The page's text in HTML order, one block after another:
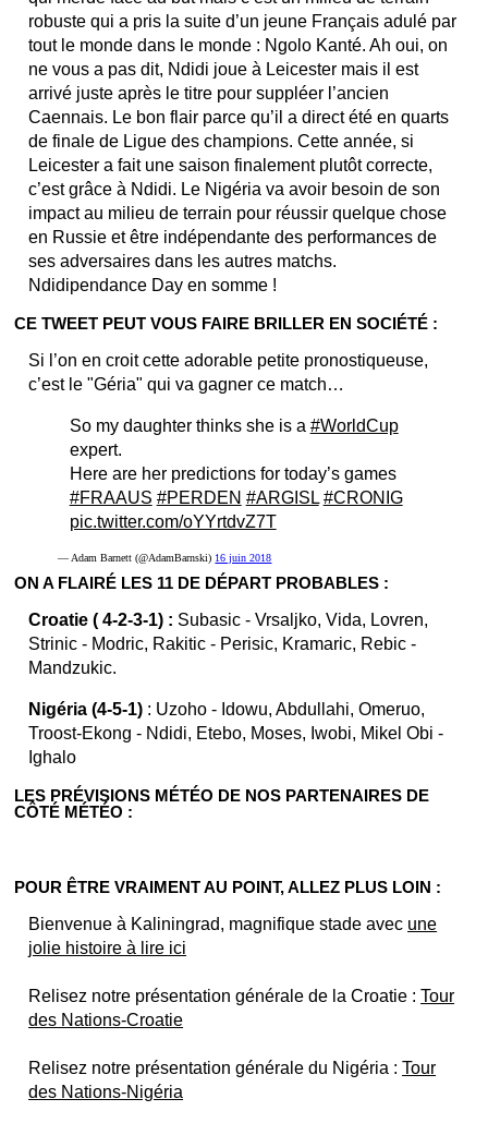
robuste qui a pris la suite d’un jeune Français adulé par
tout le monde dans le monde : Ngolo Kanté. Ah oui, on
ne vous a pas dit, Ndidi joue à Leicester mais il est
arrivé juste après le titre pour suppléer l’ancien
Caennais. Le bon flair parce qu’il a direct été en quarts
de finale de Ligue des champions. Cette année, si
Leicester a fait une saison finalement plutôt correcte,
c’est grâce à Ndidi. Le Nigéria va avoir besoin de son
impact au milieu de terrain pour réussir quelque chose
en Russie et être indépendante des performances de
ses adversaires dans les autres matchs.
Ndidipendance Day en somme !
CE TWEET PEUT VOUS FAIRE BRILLER EN SOCIÉTÉ :
Si l’on en croit cette adorable petite pronostiqueuse,
c’est le "Géria" qui va gagner ce match…
So my daughter thinks she is a #WorldCup
expert.
Here are her predictions for today’s games
#FRAAUS #PERDEN #ARGISL #CRONIG
pic.twitter.com/oYYrtdvZ7T
— Adam Barnett (@AdamBarnski) 16 juin 2018
ON A FLAIRÉ LES 11 DE DÉPART PROBABLES :
Croatie ( 4-2-3-1) : Subasic - Vrsaljko, Vida, Lovren,
Strinic - Modric, Rakitic - Perisic, Kramaric, Rebic -
Mandzukic.
Nigéria (4-5-1) : Uzoho - Idowu, Abdullahi, Omeruo,
Troost-Ekong - Ndidi, Etebo, Moses, Iwobi, Mikel Obi -
Ighalo
LES PRÉVISIONS MÉTÉO DE NOS PARTENAIRES DE
CÔTÉ MÉTÉO :
POUR ÊTRE VRAIMENT AU POINT, ALLEZ PLUS LOIN :
Bienvenue à Kaliningrad, magnifique stade avec une
jolie histoire à lire ici
Relisez notre présentation générale de la Croatie :Tour
des Nations-Croatie
Relisez notre présentation générale du Nigéria :Tour
des Nations-Nigéria